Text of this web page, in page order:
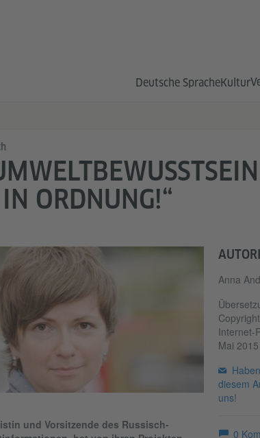
Deutsche SpracheKultur
ORDNUNG!“
und Vorsitzende des Russisch-
Anna
Internet-
Mai 2015
diesem
uns!
0